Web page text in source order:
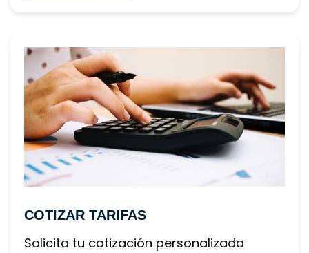
COTIZAR TARIFAS
Solicita tu cotización personalizada